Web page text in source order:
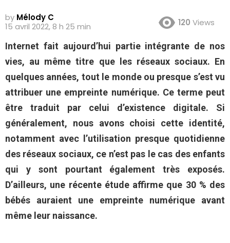
by Mélody C
15 avril 2022, 8 h 25 min
120 Views
Internet fait aujourd’hui partie intégrante de nos
vies, au même titre que les réseaux sociaux. En
quelques années, tout le monde ou presque s’est vu
attribuer une empreinte numérique. Ce terme peut
être traduit par celui d’existence digitale. Si
généralement, nous avons choisi cette identité,
notamment avec l’utilisation presque quotidienne
des réseaux sociaux, ce n’est pas le cas des enfants
qui y sont pourtant également très exposés.
D’ailleurs, une récente étude affirme que 30 % des
bébés auraient une empreinte numérique avant
même leur naissance.